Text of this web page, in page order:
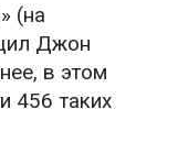
(на
Джон
в этом
456 таких